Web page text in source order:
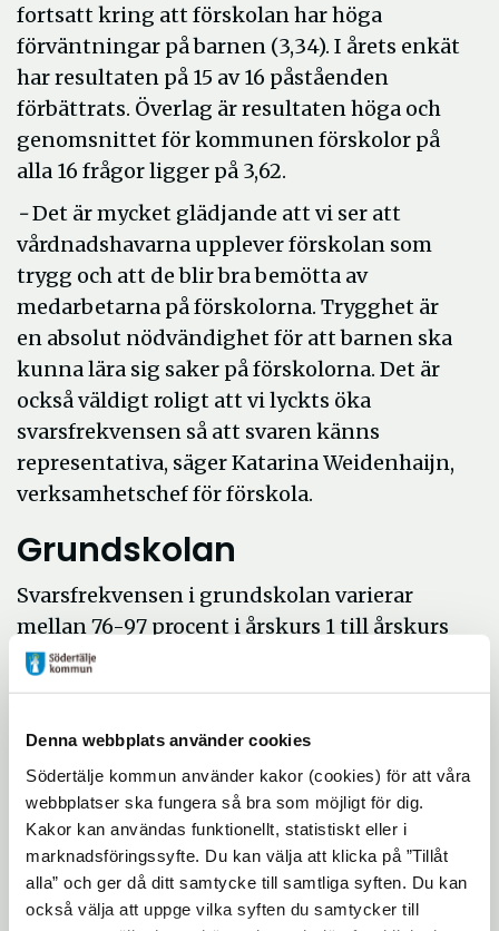
Denna webbplats använder cookies
Södertälje kommun använder kakor (cookies) för att våra
webbplatser ska fungera så bra som möjligt för dig.
Kakor kan användas funktionellt, statistiskt eller i
marknadsföringssyfte. Du kan välja att klicka på ”Tillåt
alla” och ger då ditt samtycke till samtliga syften. Du kan
också välja att uppge vilka syften du samtycker till
fortsatt kring att förskolan har höga
förväntningar på barnen (3,34). I årets enkät
har resultaten på 15 av 16 påståenden
förbättrats. Överlag är resultaten höga och
genomsnittet för kommunen förskolor på
alla 16 frågor ligger på 3,62.
-Det är mycket glädjande att vi ser att
vårdnadshavarna upplever förskolan som
trygg och att de blir bra bemötta av
medarbetarna på förskolorna. Trygghet är
en absolut nödvändighet för att barnen ska
kunna lära sig saker på förskolorna. Det är
också väldigt roligt att vi lyckts öka
svarsfrekvensen så att svaren känns
representativa, säger Katarina Weidenhaijn,
verksamhetschef för förskola.
Grundskolan
Svarsfrekvensen i grundskolan varierar
mellan 76-97 procent i årskurs 1 till årskurs
9. Andelen elever som uppger att de är
trygga i grundskolan har ökat i samtliga
grundskola, där har andelen trygga elever
minskat mellan 4–8 procent. Årskurs 6
stannar på samma resultat som föregående
år. I anpassad grundskola är det drygt
hälften av eleverna som har svarat vilket är
en ökning sedan föregående år.